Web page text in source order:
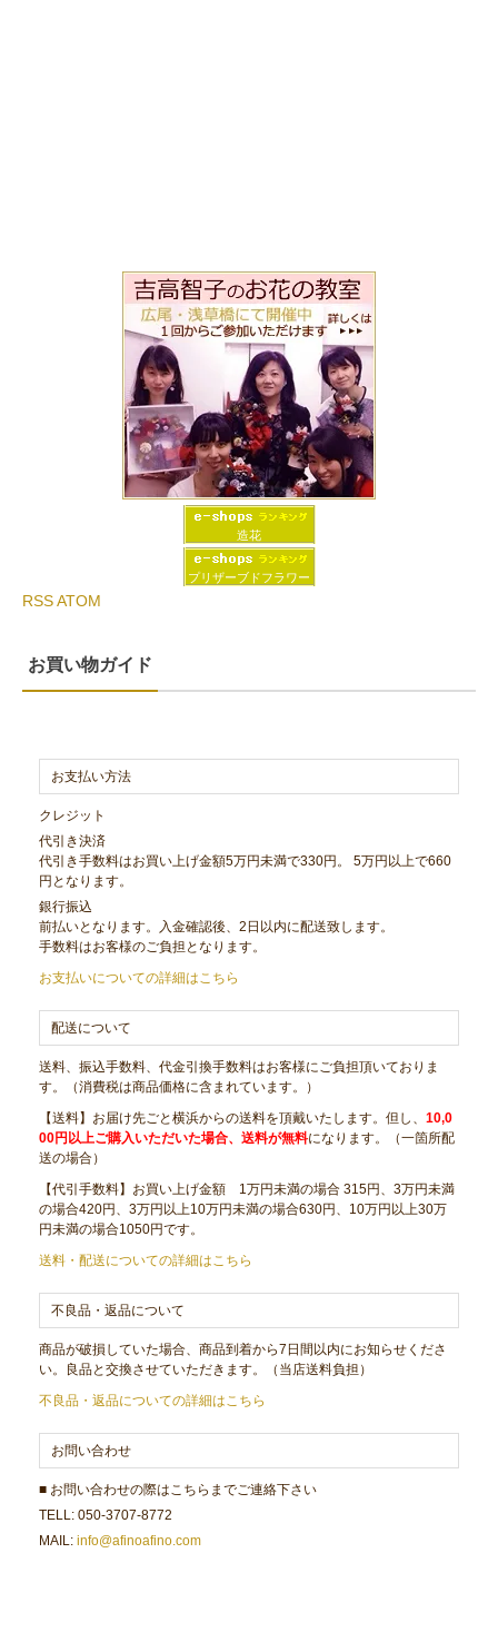
造花
プリザーブドフラワー
RSSATOM
お買い物ガイド
お支払い方法
クレジット
代引き決済
代引き手数料はお買い上げ金額5万円未満で330円。 5万円以上で660
円となります。
銀行振込
前払いとなります。入金確認後、2日以内に配送致します。
手数料はお客様のご負担となります。
お支払いについての詳細はこちら
配送について
送料、振込手数料、代金引換手数料はお客様にご負担頂いておりま
す。（消費税は商品価格に含まれています。）
【送料】お届け先ごと横浜からの送料を頂戴いたします。但し、10,0
00円以上ご購入いただいた場合、送料が無料になります。（一箇所配
送の場合）
【代引手数料】お買い上げ金額 1万円未満の場合 315円、3万円未満
の場合420円、3万円以上10万円未満の場合630円、10万円以上30万
円未満の場合1050円です。
送料・配送についての詳細はこちら
不良品・返品について
商品が破損していた場合、商品到着から7日間以内にお知らせくださ
い。良品と交換させていただきます。（当店送料負担）
不良品・返品についての詳細はこちら
お問い合わせ
■ お問い合わせの際はこちらまでご連絡下さい
TELL: 050-3707-8772
MAIL:info@afinoafino.com